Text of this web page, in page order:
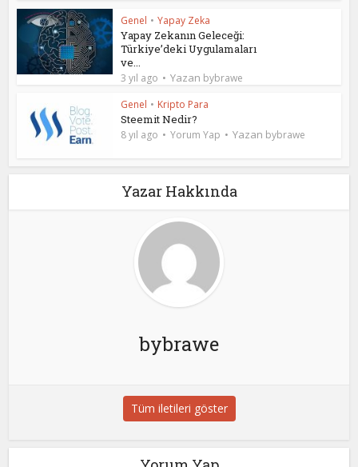
Genel • Yapay Zeka
Yapay Zekanın Geleceği:
Türkiye’deki Uygulamaları
ve...
3 yıl ago Yazan bybrawe
Genel • Kripto Para
Steemit Nedir?
8 yıl ago Yorum Yap Yazan bybrawe
Yazar Hakkında
bybrawe
Tüm iletileri göster